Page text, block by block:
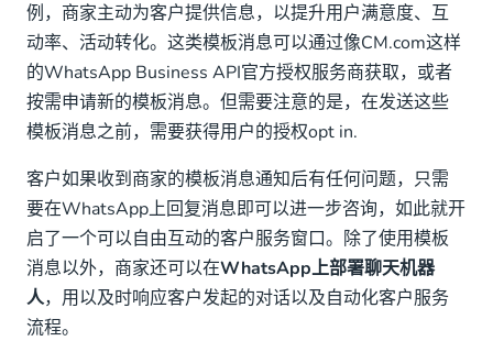
例，商家主动为客户提供信息，以提升用户满意度、互
动率、活动转化。这类模板消息可以通过像CM.com这样
的WhatsApp Business API官方授权服务商获取，或者
按需申请新的模板消息。但需要注意的是，在发送这些
模板消息之前，需要获得用户的授权opt in.
客户如果收到商家的模板消息通知后有任何问题，只需
要在WhatsApp上回复消息即可以进一步咨询，如此就开
启了一个可以自由互动的客户服务窗口。除了使用模板
消息以外，商家还可以在WhatsApp上部署聊天机器
人，用以及时响应客户发起的对话以及自动化客户服务
流程。